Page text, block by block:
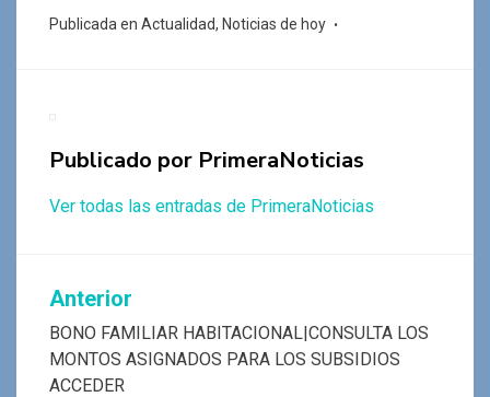
ce
k
at
p
tt e
se m
Publicada en Actualidad, Noticias de hoy
Publicado por PrimeraNoticias
Ver todas las entradas de PrimeraNoticias
Navegación
de
entradas
Anterior
BONO FAMILIAR HABITACIONAL|CONSULTA LOS
MONTOS ASIGNADOS PARA LOS SUBSIDIOS
ACCEDER